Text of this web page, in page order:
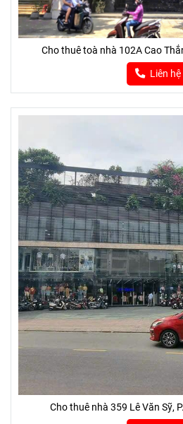
Cho thuê toà nhà 102A Cao
Liên hệ
Cho thuê nhà 359 Lê Văn Sỹ,